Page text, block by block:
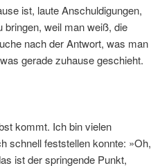
ist, laute Anschuldigungen,
weil man weiß, die
nach der Antwort, was man
gerade zuhause geschieht.
kommt. Ich bin vielen
schnell feststellen konnte: »Oh,
ist der springende Punkt,